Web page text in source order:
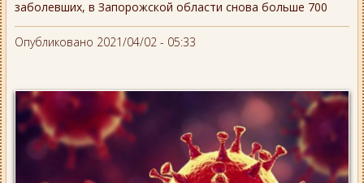
заболевших, в Запорожской области снова больше 700
Опубликовано 2021/04/02 - 05:33